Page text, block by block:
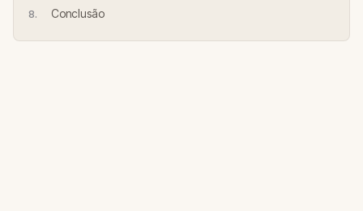
Conclusão